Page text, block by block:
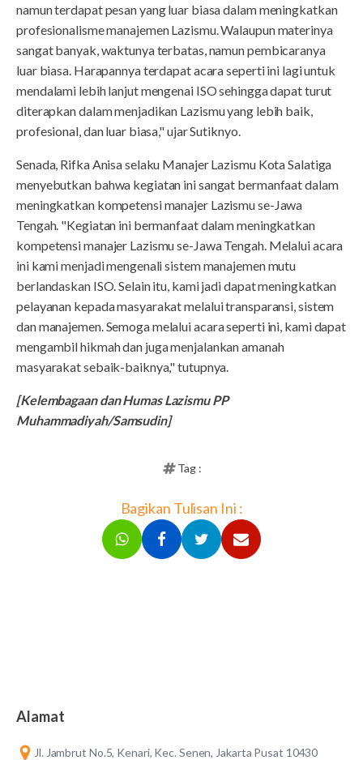
namun terdapat pesan yang luar biasa dalam meningkatkan
profesionalisme manajemen Lazismu. Walaupun materinya
sangat banyak, waktunya terbatas, namun pembicaranya
luar biasa. Harapannya terdapat acara seperti ini lagi untuk
mendalami lebih lanjut mengenai ISO sehingga dapat turut
diterapkan dalam menjadikan Lazismu yang lebih baik,
profesional, dan luar biasa," ujar Sutiknyo.
Senada, Rifka Anisa selaku Manajer Lazismu Kota Salatiga
menyebutkan bahwa kegiatan ini sangat bermanfaat dalam
meningkatkan kompetensi manajer Lazismu se-Jawa
Tengah. "Kegiatan ini bermanfaat dalam meningkatkan
kompetensi manajer Lazismu se-Jawa Tengah. Melalui acara
ini kami menjadi mengenali sistem manajemen mutu
berlandaskan ISO. Selain itu, kami jadi dapat meningkatkan
pelayanan kepada masyarakat melalui transparansi, sistem
dan manajemen. Semoga melalui acara seperti ini, kami dapat
mengambil hikmah dan juga menjalankan amanah
masyarakat sebaik-baiknya," tutupnya.
[Kelembagaan dan Humas Lazismu PP
Muhammadiyah/Samsudin]
Tag :
Bagikan Tulisan Ini :
Alamat
Jl. Jambrut No.5, Kenari, Kec. Senen, Jakarta Pusat 10430